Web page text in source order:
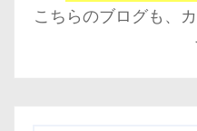
こちらのブログも、